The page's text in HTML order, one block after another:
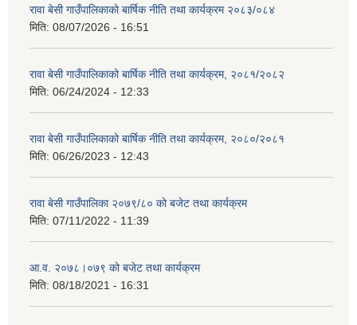
रावा बेसी गाउँपालिकाको बार्षिक नीति तथा कार्यक्रम २०८३/०८४
मिति: 08/07/2026 - 16:51
रावा बेसी गाउँपालिकाको बार्षिक नीति तथा कार्यक्रम, २०८१/२०८२
मिति: 06/24/2024 - 12:33
रावा बेसी गाउँपालिकाको बार्षिक नीति तथा कार्यक्रम, २०८०/२०८१
मिति: 06/26/2023 - 12:43
रावा बेसी गाउँपालिका २०७९/८० को बजेट तथा कार्यक्रम
मिति: 07/11/2022 - 11:39
आ.व. २०७८।०७९ को बजेट तथा कार्यक्रम
मिति: 08/18/2021 - 16:31